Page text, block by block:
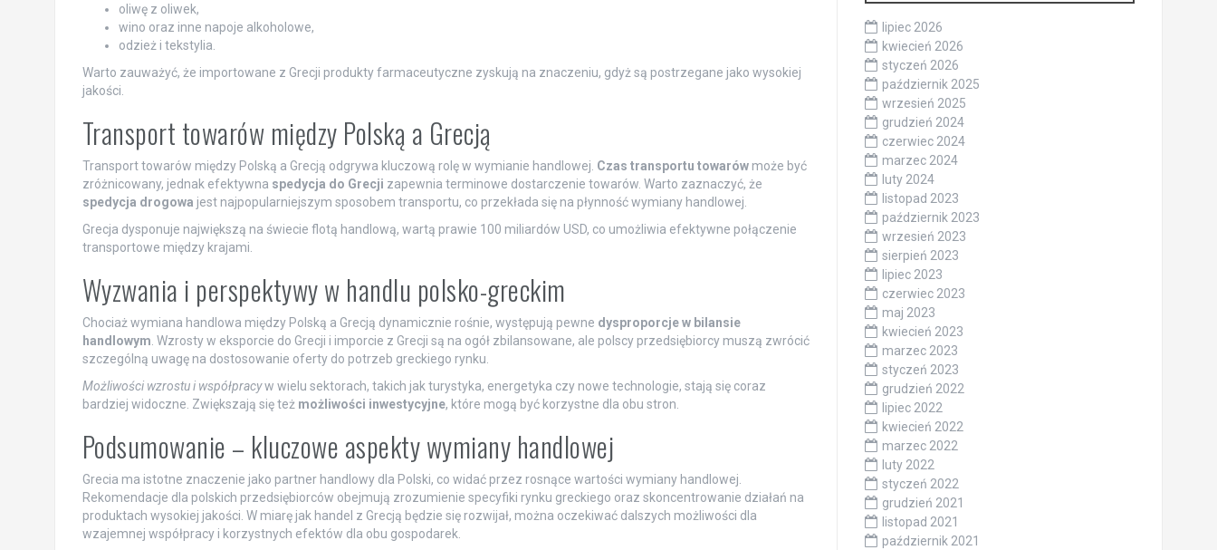
oliwę z oliwek,
wino oraz inne napoje alkoholowe,
odzież i tekstylia.
Warto zauważyć, że importowane z Grecji produkty farmaceutyczne zyskują na znaczeniu, gdyż są postrzegane jako wysokiej
jakości.
Transport towarów między Polską a Grecją
Transport towarów między Polską a Grecją odgrywa kluczową rolę w wymianie handlowej. Czas transportu towarówmoże być
zróżnicowany, jednak efektywna spedycja do Grecji zapewnia terminowe dostarczenie towarów. Warto zaznaczyć, że
spedycja drogowa jest najpopularniejszym sposobem transportu, co przekłada się na płynność wymiany handlowej.
Grecja dysponuje największą na świecie flotą handlową, wartą prawie 100 miliardów USD, co umożliwia efektywne połączenie
transportowe między krajami.
Wyzwania i perspektywy w handlu polsko-greckim
Chociaż wymiana handlowa między Polską a Grecją dynamicznie rośnie, występują pewne dysproporcje w bilansie
handlowym . Wzrosty w eksporcie do Grecji i imporcie z Grecji są na ogół zbilansowane, ale polscy przedsiębiorcy muszą zwrócić
szczególną uwagę na dostosowanie oferty do potrzeb greckiego rynku.
Możliwości wzrostu i współpracyw wielu sektorach, takich jak turystyka, energetyka czy nowe technologie, stają się coraz
bardziej widoczne. Zwiększają się też możliwości inwestycyjne, które mogą być korzystne dla obu stron.
Podsumowanie – kluczowe aspekty wymiany handlowej
Grecia ma istotne znaczenie jako partner handlowy dla Polski, co widać przez rosnące wartości wymiany handlowej.
Rekomendacje dla polskich przedsiębiorców obejmują zrozumienie specyfiki rynku greckiego oraz skoncentrowanie działań na
produktach wysokiej jakości. W miarę jak handel z Grecją będzie się rozwijał, można oczekiwać dalszych możliwości dla
wzajemnej współpracy i korzystnych efektów dla obu gospodarek.
lipiec 2026
kwiecień 2026
styczeń 2026
październik 2025
wrzesień 2025
grudzień 2024
czerwiec 2024
marzec 2024
luty 2024
listopad 2023
październik 2023
wrzesień 2023
sierpień 2023
lipiec 2023
czerwiec 2023
maj 2023
kwiecień 2023
marzec 2023
styczeń 2023
grudzień 2022
lipiec 2022
kwiecień 2022
marzec 2022
luty 2022
styczeń 2022
grudzień 2021
listopad 2021
październik 2021